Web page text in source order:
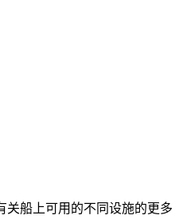
关船上可用的不同设施的更多